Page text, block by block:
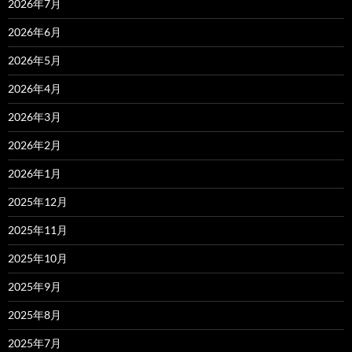
2026年7月
2026年6月
2026年5月
2026年4月
2026年3月
2026年2月
2026年1月
2025年12月
2025年11月
2025年10月
2025年9月
2025年8月
2025年7月